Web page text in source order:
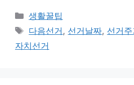
카
테
리
생활꿀팁
태
그
다음선거 , 선거날짜, 선거주
자치선거